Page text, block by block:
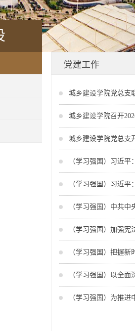
党建工作
城乡建设学院党总支
城乡建设学院召开
城乡建设学院党总支
（学习强国）习近
（学习强国）习近
（学习强国）中共
（学习强国）加强
（学习强国）把握
（学习强国）以全
（学习强国）为推